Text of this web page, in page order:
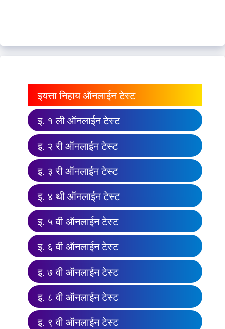
इयत्ता निहाय ऑनलाईन टेस्ट
इ. १ ली ऑनलाईन टेस्ट
इ. २ री ऑनलाईन टेस्ट
इ. ३ री ऑनलाईन टेस्ट
इ. ४ थी ऑनलाईन टेस्ट
इ. ५ वी ऑनलाईन टेस्ट
इ. ६ वी ऑनलाईन टेस्ट
इ. ७ वी ऑनलाईन टेस्ट
इ. ८ वी ऑनलाईन टेस्ट
इ. ९ वी ऑनलाईन टेस्ट